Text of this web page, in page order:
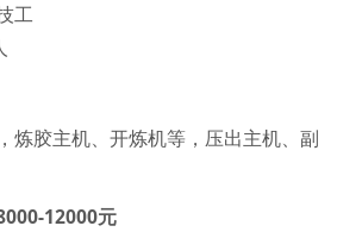
工
炼胶主机、开炼机等，压出主机、副
12000元